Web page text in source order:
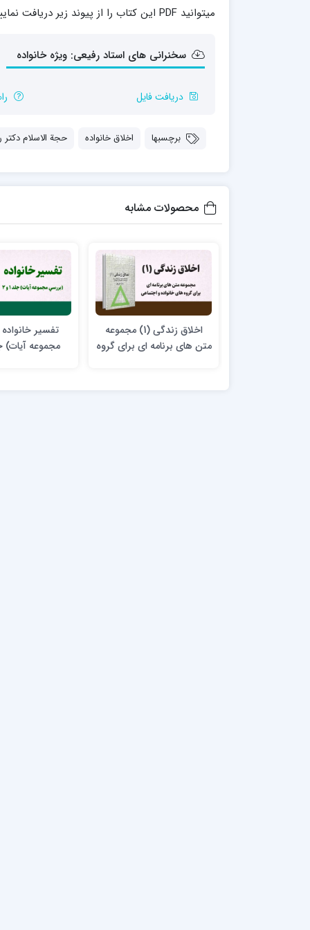
مدرسه علمیه شهید صدوقی ره واحد5
مدرسه علمیه معصومیه
مرکز هدایت علمی و تربیتی دارالعلم امام
میتوانید PDF این کتاب را از پیوند زیر دریافت نمایید.
سخنرانی های استاد رفیعی: ویژه خانواده
دریافت فایل
برچسبها اخلاق خانواده حجة الاسلام دکتر
محصولات مشابه
اخلاق زندگی (1) مجموعه
متن های برنامه ای برای گروه
تفسير
مجموعه آيات) جلد